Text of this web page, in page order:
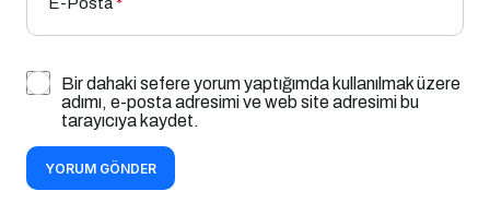
Bir dahaki sefere yorum yaptığımda kullanılmak üzere
adımı, e-posta adresimi ve web site adresimi bu
tarayıcıya kaydet.
YORUM GÖNDER